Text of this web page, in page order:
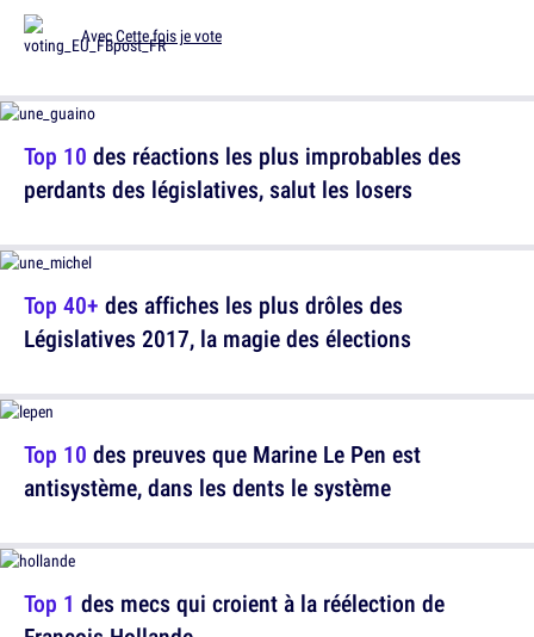
AvecCette fois je vote
Top 40+ des affiches les plus drôles des
Législatives 2017, la magie des élections
Top 1 des mecs qui croient à la réélection de
Top 10 des réactions les plus improbables des
perdants des législatives, salut les losers
Top 10 des preuves que Marine Le Pen est
antisystème, dans les dents le système